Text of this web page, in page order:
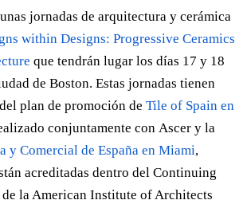
jornadas de arquitectura y cerámica
within Designs: Progressive Ceramics
que tendrán lugar los días 17 y 18
de Boston. Estas jornadas tienen
plan de promoción de Tile of Spain en
conjuntamente con Ascer y la
y Comercial de España en Miami,
acreditadas dentro del Continuing
la American Institute of Architects